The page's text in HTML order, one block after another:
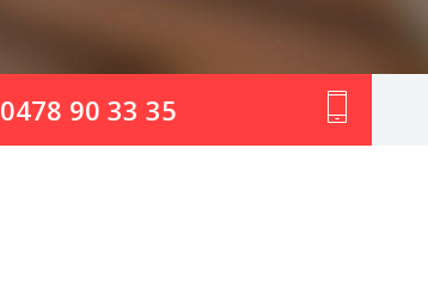
0478 90 33 35